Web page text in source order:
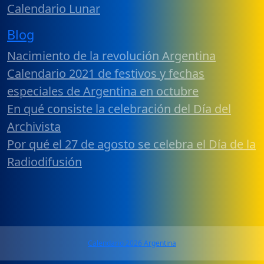
Calendario Lunar
Blog
Nacimiento de la revolución Argentina
Calendario 2021 de festivos y fechas
especiales de Argentina en octubre
En qué consiste la celebración del Día del
Archivista
Por qué el 27 de agosto se celebra el Día de la
Radiodifusión
Calendario 2026 Argentina